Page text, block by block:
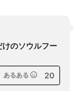
のソウルフー
あるある 20